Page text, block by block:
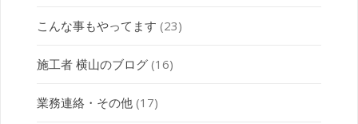
こんな事もやってます (23)
施工者 横山のブログ(16)
業務連絡・その他(17)